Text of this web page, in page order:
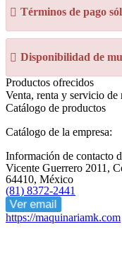
Términos de pago
Disponibilidad de
Productos ofrecidos
Venta, renta y servicio
Catálogo de productos
Catálogo de la empresa:
Información de
Vicente Guerrero 2011,
64410, México
(81) 8372-2441
Ver email
https://maquinariamk.com